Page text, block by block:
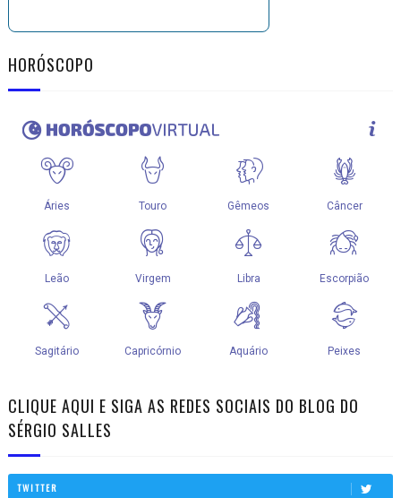
HORÓSCOPO
CLIQUE AQUI E SIGA AS REDES SOCIAIS DO BLOG DO
SÉRGIO SALLES
TWITTER